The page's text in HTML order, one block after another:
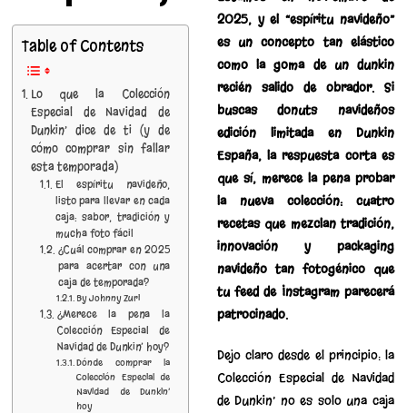
Table of Contents
Lo que la Colección
Especial de Navidad de
Dunkin’ dice de ti (y de
cómo comprar sin fallar
esta temporada)
El espíritu navideño,
listo para llevar en cada
caja: sabor, tradición y
mucha foto fácil
¿Cuál comprar en 2025
para acertar con una
caja de temporada?
By Johnny Zuri
¿Merece la pena la
Colección Especial de
Navidad de Dunkin’ hoy?
Dónde comprar la
Colección Especial de
Navidad de Dunkin’
hoy
2025, y el “espíritu navideño”
es un concepto tan elástico
como la goma de un dunkin
recién salido de obrador. Si
buscas donuts navideños
edición limitada en Dunkin
España, la respuesta corta es
que sí, merece la pena probar
la nueva colección: cuatro
recetas que mezclan tradición,
innovación y packaging
navideño tan fotogénico que
tu feed de Instagram parecerá
patrocinado.
Dejo claro desde el principio: la
Colección Especial de Navidad
de Dunkin’ no es solo una caja